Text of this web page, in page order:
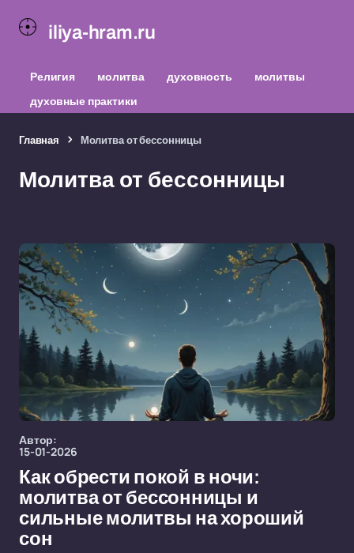
iliya-hram.ru
Религия молитва духовность
молитвы
духовные практики
Главная Молитва от бессонницы
Молитва от бессонницы
Автор:
15-01-2026
Как обрести покой в ночи:
молитва от бессонницы и
сильные молитвы на хороший
сон